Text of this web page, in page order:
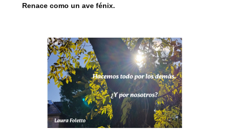
Renace como un ave fénix.